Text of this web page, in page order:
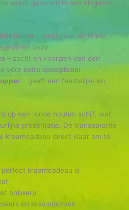
wordt geleverd in een elegante
luiers – onmisbaar en direct
baby
– zacht en voorzien van een
voor extra speelplezier
– geeft een feestelijke en
op een ronde houten schijf, wat
presentatie. De transparante
kraamcadeau direct klaar om te
kraamcadeau is
ontwerp
en kraambezoek